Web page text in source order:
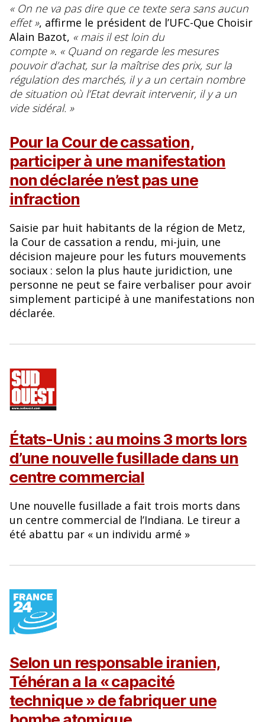
« On ne va pas dire que ce texte sera sans aucun
effet », affirme le président de l’UFC-Que Choisir
Alain Bazot, « mais il est loin du
compte ». « Quand on regarde les mesures
pouvoir d’achat, sur la maîtrise des prix, sur la
régulation des marchés, il y a un certain nombre
de situation où l’Etat devrait intervenir, il y a un
vide sidéral. »
Pour la Cour de cassation,
participer à une manifestation
non déclarée n’est pas une
infraction
Saisie par huit habitants de la région de Metz,
la Cour de cassation a rendu, mi-juin, une
décision majeure pour les futurs mouvements
sociaux : selon la plus haute juridiction, une
personne ne peut se faire verbaliser pour avoir
simplement participé à une manifestations non
déclarée.
États-Unis : au moins 3 morts lors
d’une nouvelle fusillade dans un
centre commercial
Une nouvelle fusillade a fait trois morts dans
un centre commercial de l’Indiana. Le tireur a
été abattu par « un individu armé »
Selon un responsable iranien,
Téhéran a la « capacité
technique » de fabriquer une